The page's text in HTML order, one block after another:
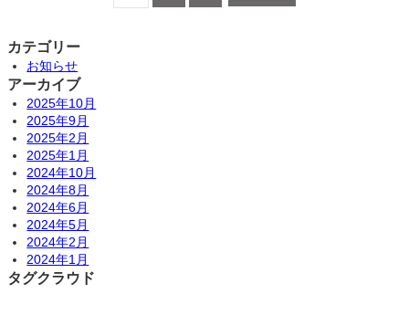
カテゴリー
お知らせ
アーカイブ
2025年10月
2025年9月
2025年2月
2025年1月
2024年10月
2024年8月
2024年6月
2024年5月
2024年2月
2024年1月
タグクラウド